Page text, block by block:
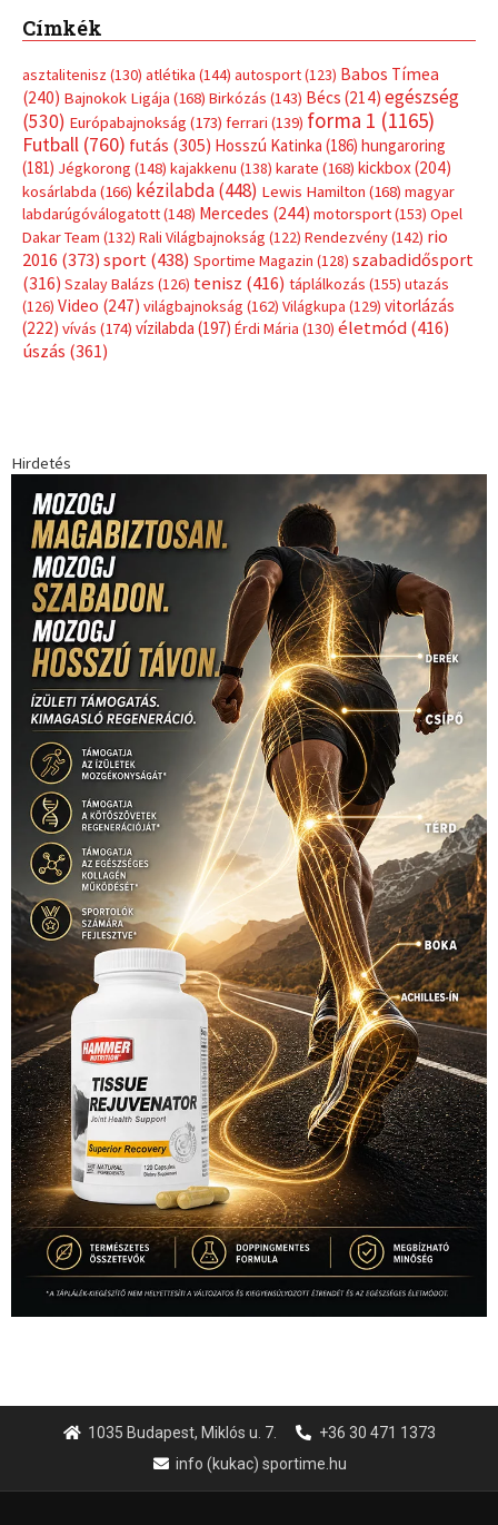
Címkék
asztalitenisz (130) atlétika (144) autosport(123) Babos Tímea
(240) Bajnokok Ligája (168) Birkózás (143) Bécs (214) egészség
(530) Európabajnokság (173) ferrari (139) forma 1 (1165)
Futball (760) futás (305) Hosszú Katinka (186) hungaroring
(181) Jégkorong (148) kajakkenu (138) karate (168) kickbox(204)
kosárlabda (166) kézilabda(448) Lewis Hamilton (168) magyar
labdarúgóválogatott(148) Mercedes (244) motorsport(153) Opel
Dakar Team (132) Rali Világbajnokság (122) Rendezvény(142) rio
2016 (373) sport(438) Sportime Magazin (128) szabadidősport
(316) Szalay Balázs (126) tenisz (416) táplálkozás (155) utazás
(126) Video (247) világbajnokság (162) Világkupa (129) vitorlázás
(222) vívás (174) vízilabda (197) Érdi Mária (130) életmód(416)
úszás (361)
Hirdetés
1035 Budapest, Miklós u. 7.
+36 30 471 1373
info (kukac) sportime.hu